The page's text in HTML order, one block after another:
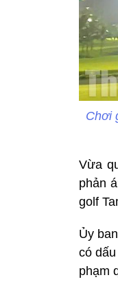
Chơi
Vừa
phản
golf
Ủy
có
phạm